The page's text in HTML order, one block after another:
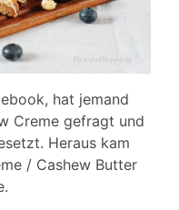
hat jemand
Creme gefragt und
Heraus kam
/ Cashew Butter